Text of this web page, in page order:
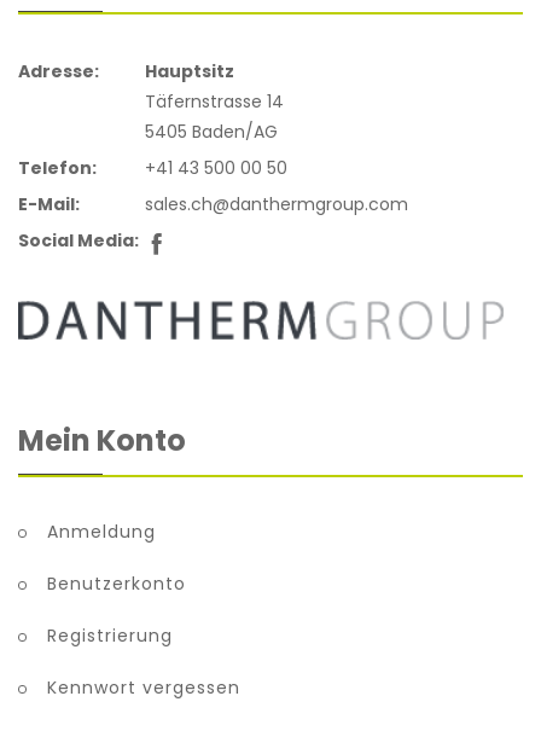
Adresse:
Hauptsitz
Täfernstrasse 14
5405 Baden/AG
Telefon:
+41 43 500 00 50
E-Mail:
sales.ch@danthermgroup.com
Social Media:
Mein Konto
Anmeldung
Benutzerkonto
Registrierung
Kennwort vergessen